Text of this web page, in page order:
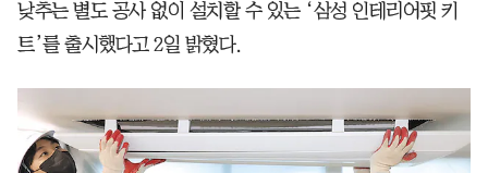
낮추는 별도 공사 없이 설치할 수 있는 ‘삼성 인테리어핏 키
트’를 출시했다고 2일 밝혔다.